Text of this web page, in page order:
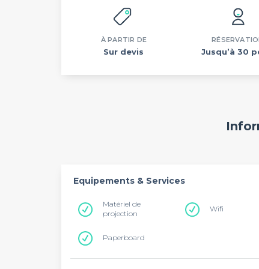
À PARTIR DE
Sur devis Jusqu’à 30
Equipements & Services
Matériel de
projection
Wifi
Paperboard